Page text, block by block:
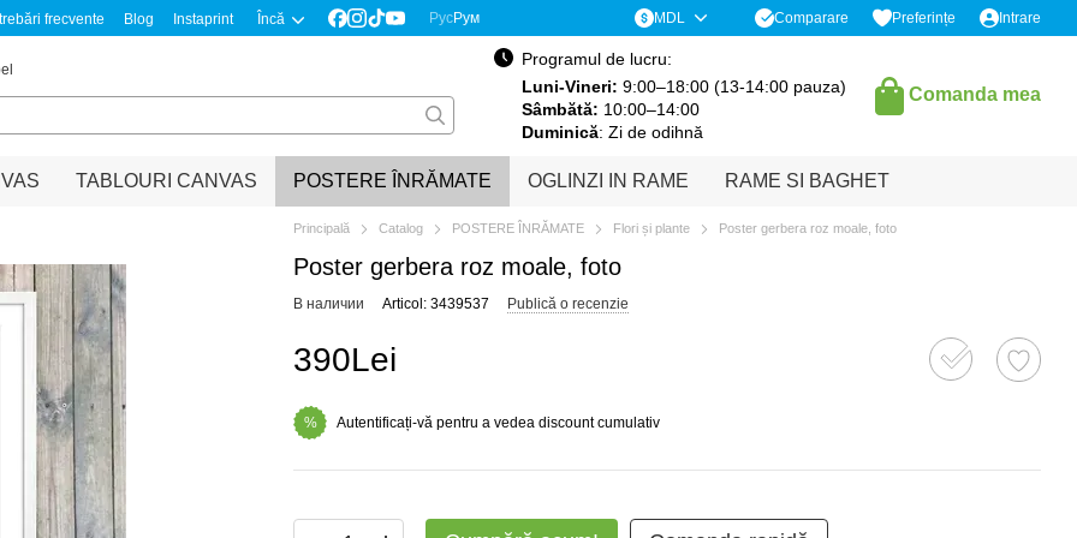
frecvente Blog Instaprint Încă РусРум MDL Comparare Preferințe Intrare
Programul de lucru:
Luni-Vineri: 9:00–18:00 (13-14:00 pauza)
Sâmbătă: 10:00–14:00
Duminică: Zi de odihnă
Comanda mea
TABLOURI CANVAS POSTERE ÎNRĂMATE OGLINZI IN RAME RAME SI BAGHET
Principală Catalog POSTERE ÎNRĂMATE Flori și plante Poster gerbera roz moale, foto
Poster gerbera roz moale, foto
В наличии Articol: 3439537 Publică o recenzie
390Lei
% Autentificați-vă pentru a vedea discount cumulativ